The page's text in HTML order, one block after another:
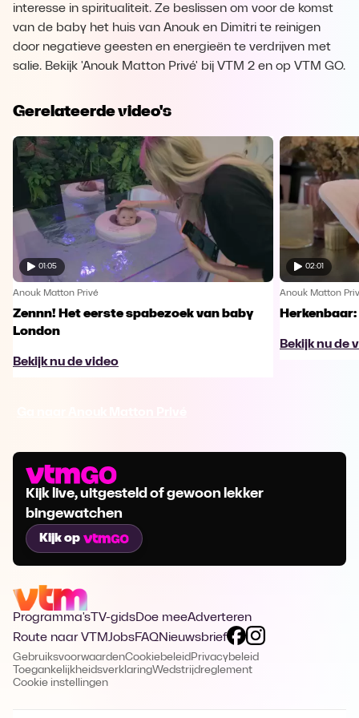
interesse in spiritualiteit. Ze beslissen om voor de komst
van de baby het huis van Anouk en Dimitri te reinigen
door negatieve geesten en energieën te verdrijven met
salie. Bekijk 'Anouk Matton Privé' bij VTM 2 en op VTM GO.
Gerelateerde video's
01:05
Anouk Matton Privé
Zennn! Het eerste spabezoek van baby
London
Bekijk nu de video
02:01
Anouk Matton
Bekijk nu de
Kijk live, uitgesteld of gewoon lekker
bingewatchen
Kijk op
Programma's TV-gidsDoe meeAdverteren
Route naar VTMJobsFAQNieuwsbrief
GebruiksvoorwaardenCookiebeleid Privacybeleid
ToegankelijkheidsverklaringWedstrijdreglement
Cookie instellingen